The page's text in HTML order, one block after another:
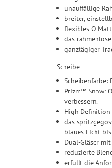
unauffällige
breiter,
flexibles O
das
ganztägiger
Scheibe
Scheibenfarbe:
Prizm™ Snow:
verbessern.
High Definition
das
blaues Licht
Dual-Gläser
reduzierte
erfüllt die